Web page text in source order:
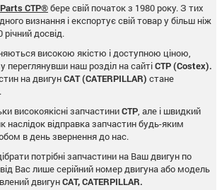
CTP®бере свій початок з 1980 року. З тих
визнання і експортує свій товар у більш ніж
річний досвід.
високою якістю і доступною ціною,
переглянувши наш розділ на сайтіCTP (Costex).
на двигунCAT (CATERPILLAR) стане
високоякісні запчастиниCTP , але і швидкий
наслідок відправка запчастин будь-яким
в день звернення до нас.
потрібні запчастини на Ваш двигун по
Вас лише серійний номер двигуна або модель
двигунCAT, CATERPILLAR.